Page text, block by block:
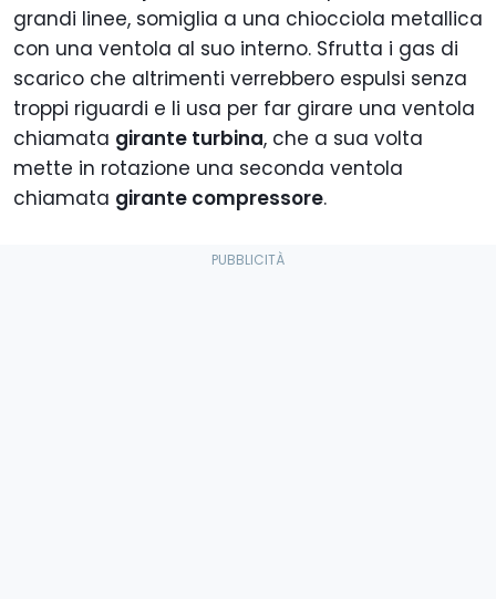
grandi linee, somiglia a una chiocciola metallica
con una ventola al suo interno. Sfrutta i gas di
scarico che altrimenti verrebbero espulsi senza
troppi riguardi e li usa per far girare una ventola
chiamata girante turbina, che a sua volta
mette in rotazione una seconda ventola
chiamata girante compressore.